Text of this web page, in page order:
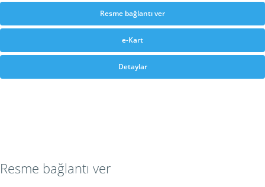
Resme bağlantı ver
e-Kart
Detaylar
Resme bağlantı ver